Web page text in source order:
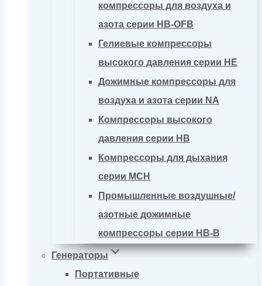
компрессоры для воздуха и
азота серии HB-OFB
Гелиевые компрессоры
высокого давления серии HE
Дожимные компрессоры для
воздуха и азота серии NA
Компрессоры высокого
давления серии HB
Компрессоры для дыхания
серии MCH
Промышленные воздушные/
азотные дожимные
компрессоры серии HB-B
Генераторы
Портативные